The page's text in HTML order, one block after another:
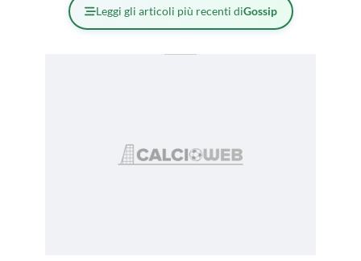
Leggi gli articoli più recenti diGossip